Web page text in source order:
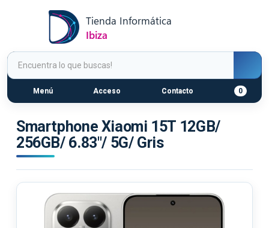
Menú Acceso Contacto 0
Smartphone Xiaomi 15T 12GB/
256GB/ 6.83"/ 5G/ Gris